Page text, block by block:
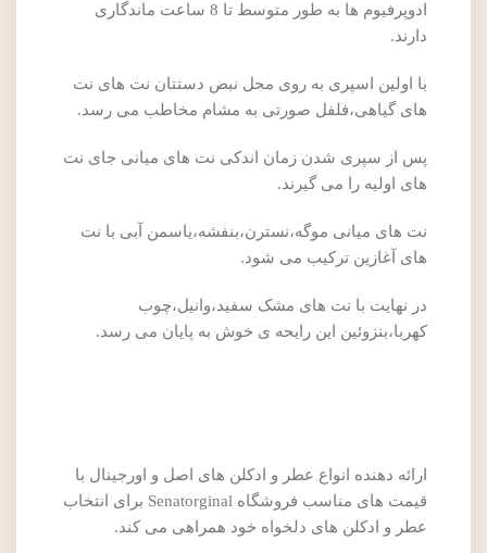
ادوپرفیوم ها به طور متوسط تا 8 ساعت ماندگاری
دارند.
با اولین اسپری به روی محل نبض دستتان نت های نت
های گیاهی،فلفل صورتی به مشام مخاطب می رسد.
پس از سپری شدن زمان اندکی نت های میانی جای نت
های اولیه را می گیرند.
نت های میانی موگه،نسترن،بنفشه،یاسمن آبی با نت
های آغازین ترکیب می شود.
در نهایت با نت های مشک سفید،وانیل،چوب
کهربا،بنزوئین این رایحه ی خوش به پایان می رسد.
ارائه دهنده انواع عطر و ادکلن های اصل و اورجینال با
قیمت های مناسب فروشگاه Senatorginal برای انتخاب
عطر و ادکلن های دلخواه خود همراهی می کند.